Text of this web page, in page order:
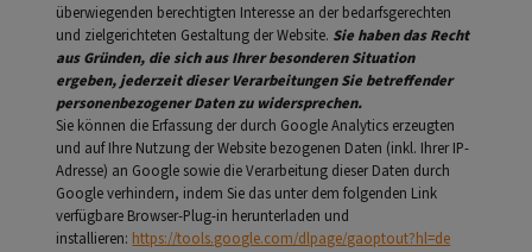
überwiegenden berechtigten Interesse an der bedarfsgerechten
und zielgerichteten Gestaltung der Website. Sie haben das Recht
aus Gründen, die sich aus Ihrer besonderen Situation
ergeben, jederzeit dieser Verarbeitungen Sie betreffender
personenbezogener Daten zu widersprechen.
Sie können die Erfassung der durch Google Analytics erzeugten
und auf Ihre Nutzung der Website bezogenen Daten (inkl. Ihrer IP-
Adresse) an Google sowie die Verarbeitung dieser Daten durch
Google verhindern, indem Sie das unter dem folgenden Link
verfügbare Browser-Plug-in herunterladen und
installieren: https://tools.google.com/dlpage/gaoptout?hl=de